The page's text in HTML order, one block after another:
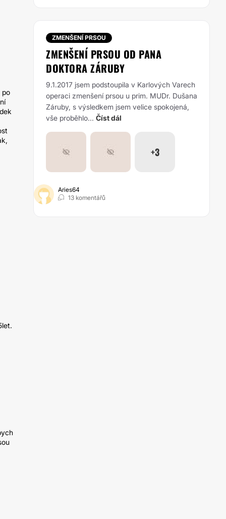
po
ZMENŠENÍ PRSOU
ZMENŠENÍ PRSOU OD PANA
DOKTORA ZÁRUBY
9.1.2017 jsem podstoupila v Karlových Varech
operaci zmenšení prsou u prim. MUDr. Dušana
Záruby, s výsledkem jsem velice spokojená,
vše proběhlo... Číst dál
+3
Aries64
13 komentářů